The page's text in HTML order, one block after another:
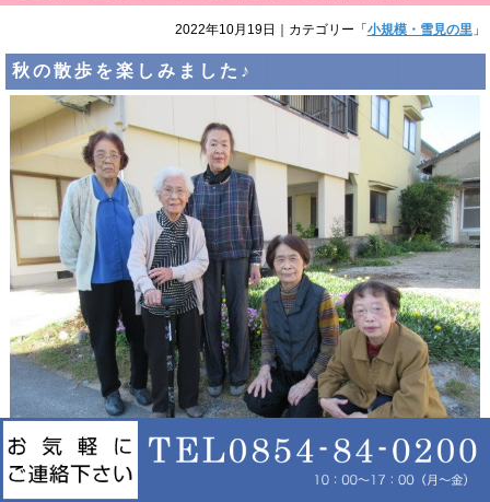
2022年10月19日 ｜カテゴリー「小規模・雪見の里 」
秋の散歩を楽しみました♪
暑かった夏も終わり、日に日に寒くなってきましたね。
天気の良い日には雪見周辺の散歩に出かけられました。